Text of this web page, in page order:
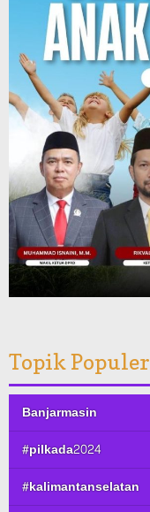
Topik Populer
Banjarmasin
#pilkada2024
#kalimantanselatan